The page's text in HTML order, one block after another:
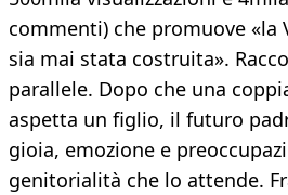
commenti) che promuove «la
sia mai stata costruita».
parallele. Dopo che una
aspetta un figlio, il futuro
gioia, emozione e
genitorialità che lo attende.